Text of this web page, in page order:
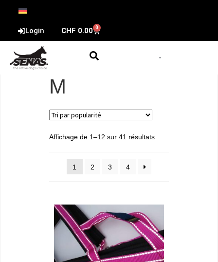
Login CHF 0.00 0
M
Affichage de 1–12 sur 41 résultats
1 2 3 4